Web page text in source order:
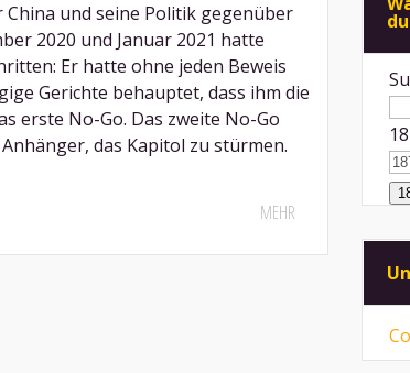
und seine Politik gegenüber
2020 und Januar 2021 hatte
Er hatte ohne jeden Beweis
Gerichte behauptet, dass ihm die
erste No-Go. Das zweite No-Go
das Kapitol zu stürmen.
MEHR